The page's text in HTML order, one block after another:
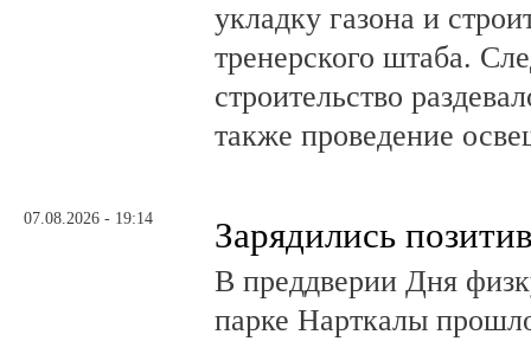
укладку газона и
тренерского штаба.
строительство
также проведение
07.08.2026 - 19:14 Зарядились
В преддверии Дня
парке Нарткалы